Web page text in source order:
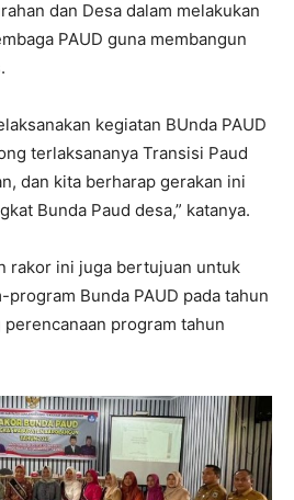
dan Desa dalam melakukan
PAUD guna membangun
kegiatan BUnda PAUD
terlaksananya Transisi Paud
dan kita berharap gerakan ini
Bunda Paud desa,” katanya.
rakor ini juga bertujuan untuk
Bunda PAUD pada tahun
program tahun